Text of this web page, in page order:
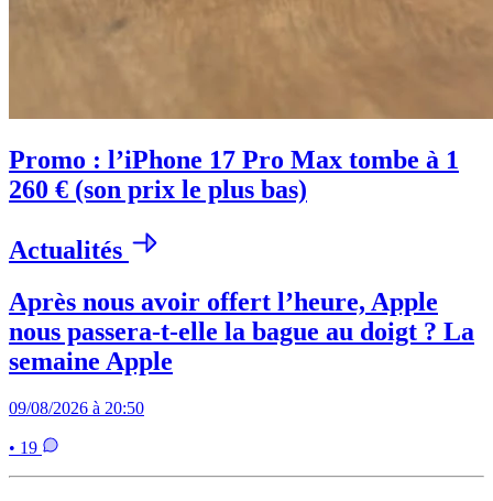
Promo : l’iPhone 17 Pro Max tombe à 1
260 € (son prix le plus bas)
Actualités
Après nous avoir offert l’heure, Apple
nous passera-t-elle la bague au doigt ? La
semaine Apple
09/08/2026 à 20:50
• 19